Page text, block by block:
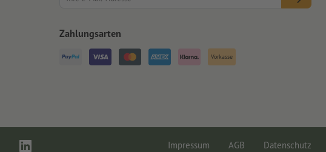
Zahlungsarten
Vorkasse
Impressum AGB Datenschutz